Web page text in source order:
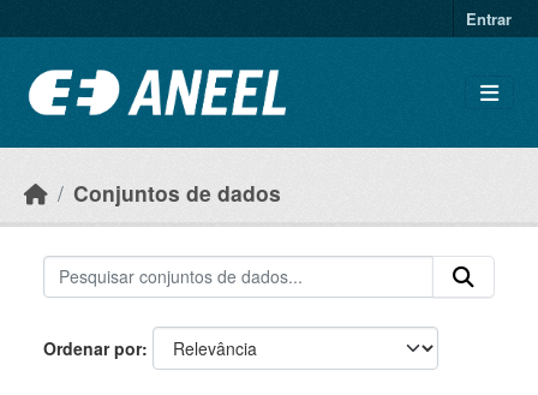
Entrar
Conjuntos de dados
Ordenar por